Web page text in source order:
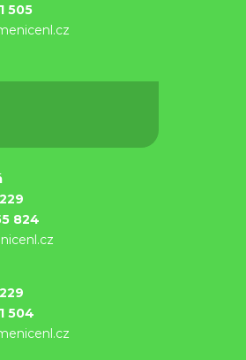
505
824
504